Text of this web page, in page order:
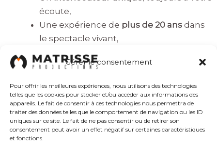
Gérer le consentement
Pour offrir les meilleures expériences, nous utilisons des technologies
telles que les cookies pour stocker et/ou accéder aux informations des
appareils. Le fait de consentir à ces technologies nous permettra de
traiter des données telles que le comportement de navigation ou les ID
uniques sur ce site. Le fait de ne pas consentir ou de retirer son
consentement peut avoir un effet négatif sur certaines caractéristiques
et fonctions.
écoute,
Une expérience de plus de 20 ans dans
le spectacle vivant,
sécurisée à chaque étape.
Avec nous, l’administratif devient enfin simple et
fiable afin que vous puissiez avancer
sereinement dans vos projets.